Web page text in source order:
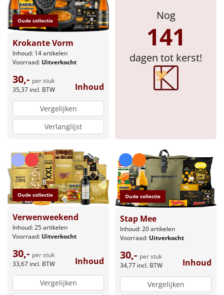
Personeel
Doe het zelf
Sinterklaaspakketten
Particulier
Kerstgeschenken 2026
Relatiegeschenken
Cadeaubon
Per stuk
Alle overige
Oude collectie
Krokante Vorm
Inhoud: 14 artikelen
Voorraad: Uitverkocht
30,- per stuk
35,37 incl. BTW Inhoud
Vergelijken
Verlanglijst
Nog
141
dagen tot kerst!
Oude collectie
Verwenweekend
Inhoud: 25 artikelen
Voorraad: Uitverkocht
30,- per stuk
33,67 incl. BTW Inhoud
Vergelijken
Oude collectie
Stap Mee
Inhoud: 20 artikelen
Voorraad: Uitverkocht
30,- per stuk
34,77 incl. BTW Inhoud
Vergelijken